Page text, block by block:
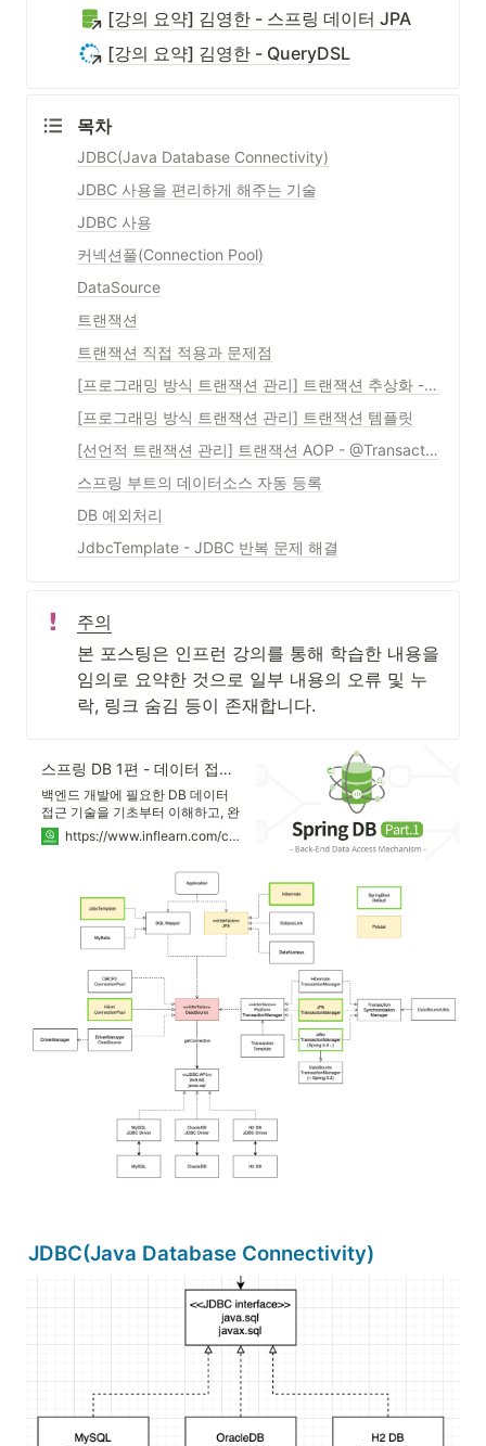
[강의 요약] 김영한 - 스프링 데이터 JPA
[강의 요약] 김영한 - QueryDSL
목차
JDBC(Java Database Connectivity)
JDBC 사용을 편리하게 해주는 기술
JDBC 사용
커넥션풀(Connection Pool)
DataSource
트랜잭션
트랜잭션 직접 적용과 문제점
[프로그래밍 방식 트랜잭션 관리] 트랜잭션 추상화 - 트랜잭션 매니저 & 트랜잭션 동기화 매니저
[프로그래밍 방식 트랜잭션 관리] 트랜잭션 템플릿
[선언적 트랜잭션 관리] 트랜잭션 AOP - @Transactional
스프링 부트의 데이터소스 자동 등록
DB 예외처리
JdbcTemplate - JDBC 반복 문제 해결
주의
본 포스팅은 인프런 강의를 통해 학습한 내용을
임의로 요약한 것으로 일부 내용의 오류 및 누
락, 링크 숨김 등이 존재합니다.
스프링 DB 1편 - 데이터 접근 핵심 원리 - 인프런 | 강의
백엔드 개발에 필요한 DB 데이터
접근 기술을 기초부터 이해하고, 완
성할 수 있습니다. 스프링 DB 접근
기술의 원리와 구조를 이해하고, 더
수 있습니다., - 강의 소개 | 인프런
https://www.inflearn.com/course/스프링-db-1/dashboard
JDBC(Java Database Connectivity)